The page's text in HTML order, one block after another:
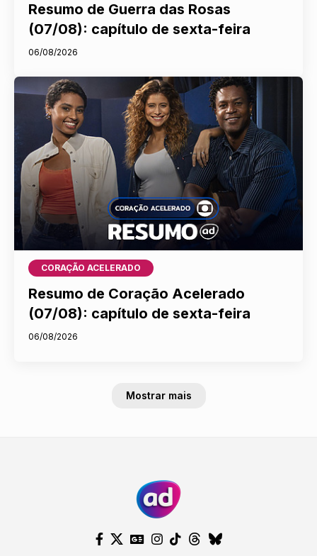
Resumo de Guerra das Rosas
(07/08): capítulo de sexta-feira
06/08/2026
CORAÇÃO ACELERADO
Resumo de Coração Acelerado
(07/08): capítulo de sexta-feira
06/08/2026
Mostrar mais